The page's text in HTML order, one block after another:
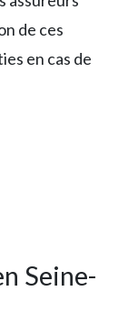
de ces
en cas de
Seine-